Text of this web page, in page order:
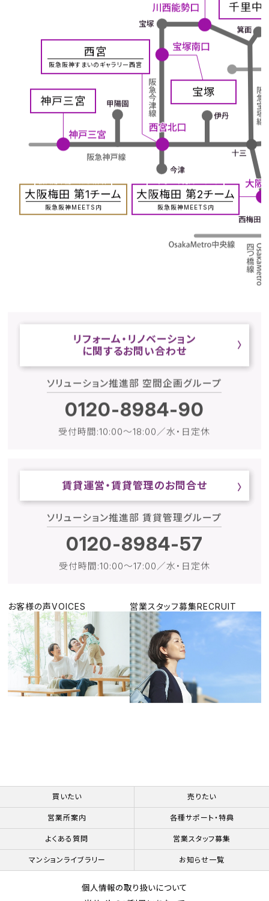
大阪梅田 第2チーム
阪急阪神MEETS内
千里中
大阪梅田 第1チーム
阪急阪神MEETS内
神戸三宮
西宮
阪急阪神すまいのギャラリー西宮
宝塚
リフォーム・リノベーション
に関するお問い合わせ
ソリューション推進部 空間企画グループ
0120-8984-90
受付時間:10:00～18:00／水・日定休
賃貸運営・賃貸管理のお問合せ
ソリューション推進部 賃貸管理グループ
0120-8984-57
受付時間:10:00～17:00／水・日定休
お客様の声VOICES 営業スタッフ募集RECRUIT
買いたい 売りたい
営業所案内 各種サポート・特典
よくある質問 営業スタッフ募集
マンションライブラリー お知らせ一覧
個人情報の取り扱いについて